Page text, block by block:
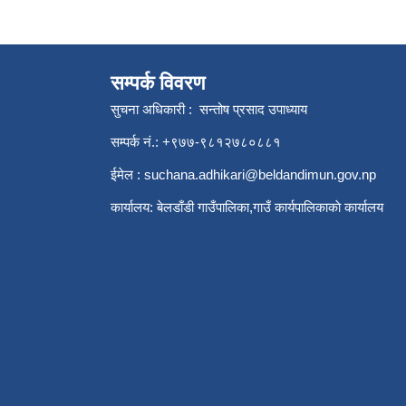
सम्पर्क विवरण
सुचना अधिकारी : सन्तोष प्रसाद उपाध्याय
सम्पर्क नं.: +९७७-९८१२७८०८८१
ईमेल : suchana.adhikari@beldandimun.gov.np
कार्यालय: बेलडाँडी गाउँपालिका,गाउँ कार्यपालिकाकाे कार्यालय